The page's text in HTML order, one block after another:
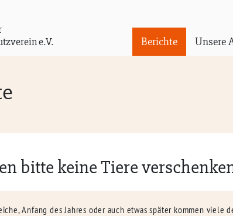
e.V.
Berichte Unsere
bitte keine Tiere
Anfang des Jahres oder auch etwas später kommen